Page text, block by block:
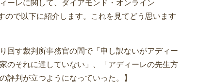
ーレに関して、ダイアモンド・オンライン
ので以下に紹介します。これを見てどう思います
回す裁判所事務官の間で「申し訳ないがアディー
のそれに達していない」、「アディーレの先生方
評判が立つようになっていった。】